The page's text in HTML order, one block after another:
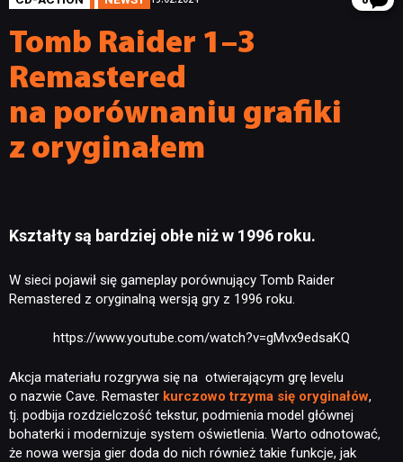
Tomb Raider 1–3
Remastered
na porównaniu grafiki
z oryginałem
Kształty są bardziej obłe niż w 1996 roku.
W sieci pojawił się gameplay porównujący Tomb Raider
Remastered z oryginalną wersją gry z 1996 roku.
https://www.youtube.com/watch?v=gMvx9edsaKQ
Akcja materiału rozgrywa się na otwierającym grę levelu
o nazwie Cave. Remaster kurczowo trzyma się oryginałów,
tj. podbija rozdzielczość tekstur, podmienia model głównej
bohaterki i modernizuje system oświetlenia. Warto odnotować,
że nowa wersja gier doda do nich również takie funkcje, jak